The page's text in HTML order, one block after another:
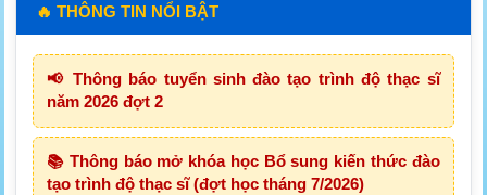
🔥 THÔNG TIN NỔI BẬT
📢 Thông báo tuyển sinh đào tạo trình độ thạc sĩ
năm 2026 đợt 2
📚 Thông báo mở khóa học Bổ sung kiến thức đào
tạo trình độ thạc sĩ (đợt học tháng 7/2026)